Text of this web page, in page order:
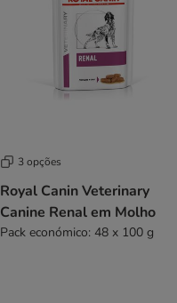
3 opções
Royal Canin Veterinary
Canine Renal em Molho
Pack económico: 48 x 100 g